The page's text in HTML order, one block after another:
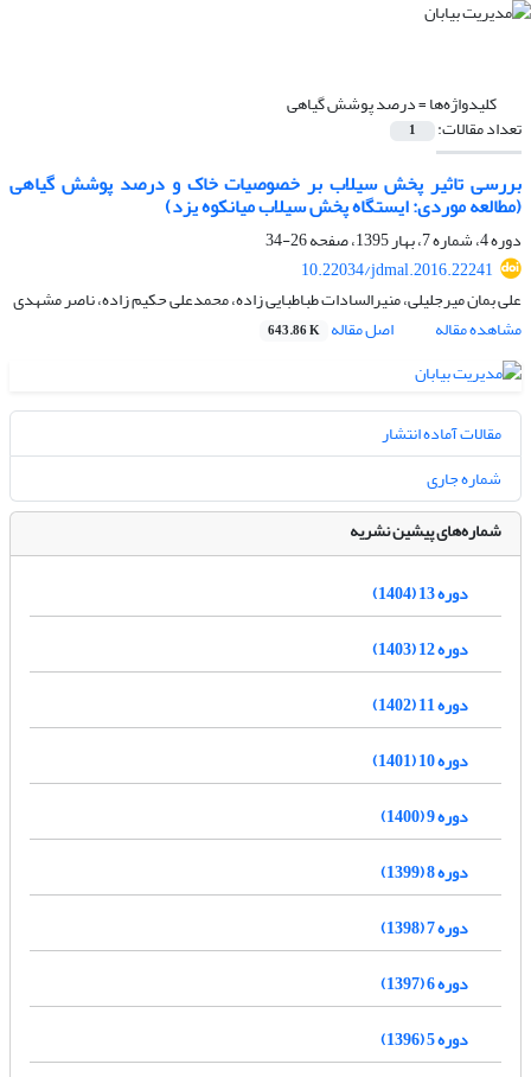
کلیدواژه‌ها =درصد پوشش گیاهی
تعداد مقالات: 1
بررسی تاثیر پخش سیلاب بر خصوصیات خاک و درصد پوشش گیاهی
(مطالعه موردی: ایستگاه پخش سیلاب میانکوه یزد)
دوره 4، شماره 7، بهار 1395، صفحه
26-34
10.22034/jdmal.2016.22241
علی بمان میرجلیلی، منیرالسادات طباطبایی زاده، محمدعلی حکیم زاده، ناصر مشهدی
مشاهده مقاله
اصل مقاله 643.86 K
مقالات آماده انتشار
شماره جاری
شماره‌های پیشین نشریه
دوره 13 (1404)
دوره 12 (1403)
دوره 11 (1402)
دوره 10 (1401)
دوره 9 (1400)
دوره 8 (1399)
دوره 7 (1398)
دوره 6 (1397)
دوره 5 (1396)